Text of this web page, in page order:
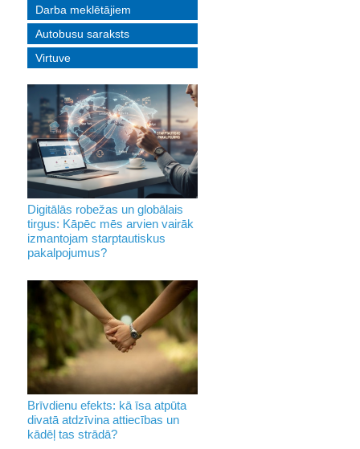
Darba meklētājiem
Autobusu saraksts
Virtuve
Digitālās robežas un globālais
tirgus: Kāpēc mēs arvien vairāk
izmantojam starptautiskus
pakalpojumus?
Brīvdienu efekts: kā īsa atpūta
divatā atdzīvina attiecības un
kādēļ tas strādā?